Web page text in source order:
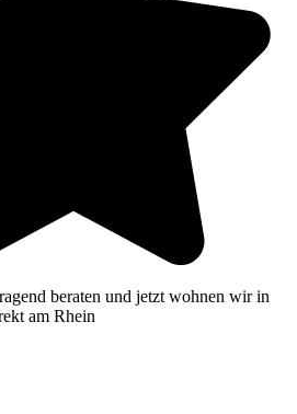
beraten und jetzt wohnen wir in
am Rhein